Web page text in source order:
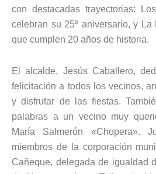
con destacadas trayectorias:
celebran su 25º aniversario, y La
que cumplen 20 años de historia.
El alcalde, Jesús Caballero,
felicitación a todos los vecinos,
y disfrutar de las fiestas.
palabras a un vecino muy
María Salmerón «Chopera».
miembros de la corporación
Cañeque, delegada de igualdad